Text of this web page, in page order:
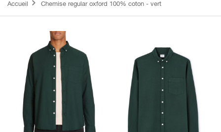
Accueil Chemise regular oxford 100% coton - vert